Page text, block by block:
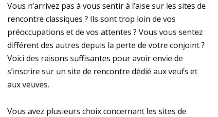
Vous n’arrivez pas à vous sentir à l’aise sur les sites de
rencontre classiques ? Ils sont trop loin de vos
préoccupations et de vos attentes ? Vous vous sentez
différent des autres depuis la perte de votre conjoint ?
Voici des raisons suffisantes pour avoir envie de
s’inscrire sur un site de rencontre dédié aux veufs et
aux veuves.
Vous avez plusieurs choix concernant les sites de